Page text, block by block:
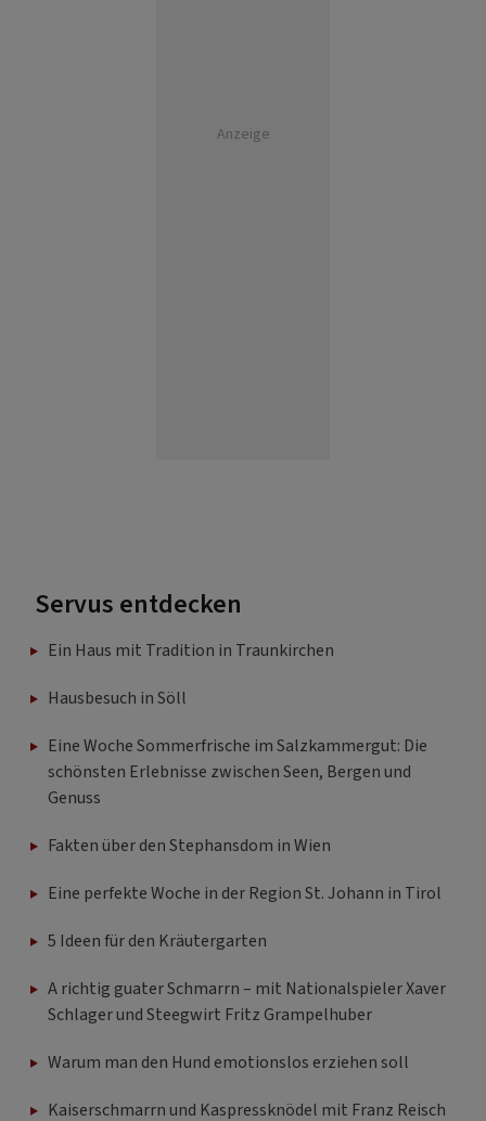
Anzeige
Servus entdecken
Ein Haus mit Tradition in Traunkirchen
Hausbesuch in Söll
Eine Woche Sommerfrische im Salzkammergut: Die
schönsten Erlebnisse zwischen Seen, Bergen und
Genuss
Fakten über den Stephansdom in Wien
Eine perfekte Woche in der Region St. Johann in Tirol
5 Ideen für den Kräutergarten
A richtig guater Schmarrn – mit Nationalspieler Xaver
Schlager und Steegwirt Fritz Grampelhuber
Warum man den Hund emotionslos erziehen soll
Kaiserschmarrn und Kaspressknödel mit Franz Reisch